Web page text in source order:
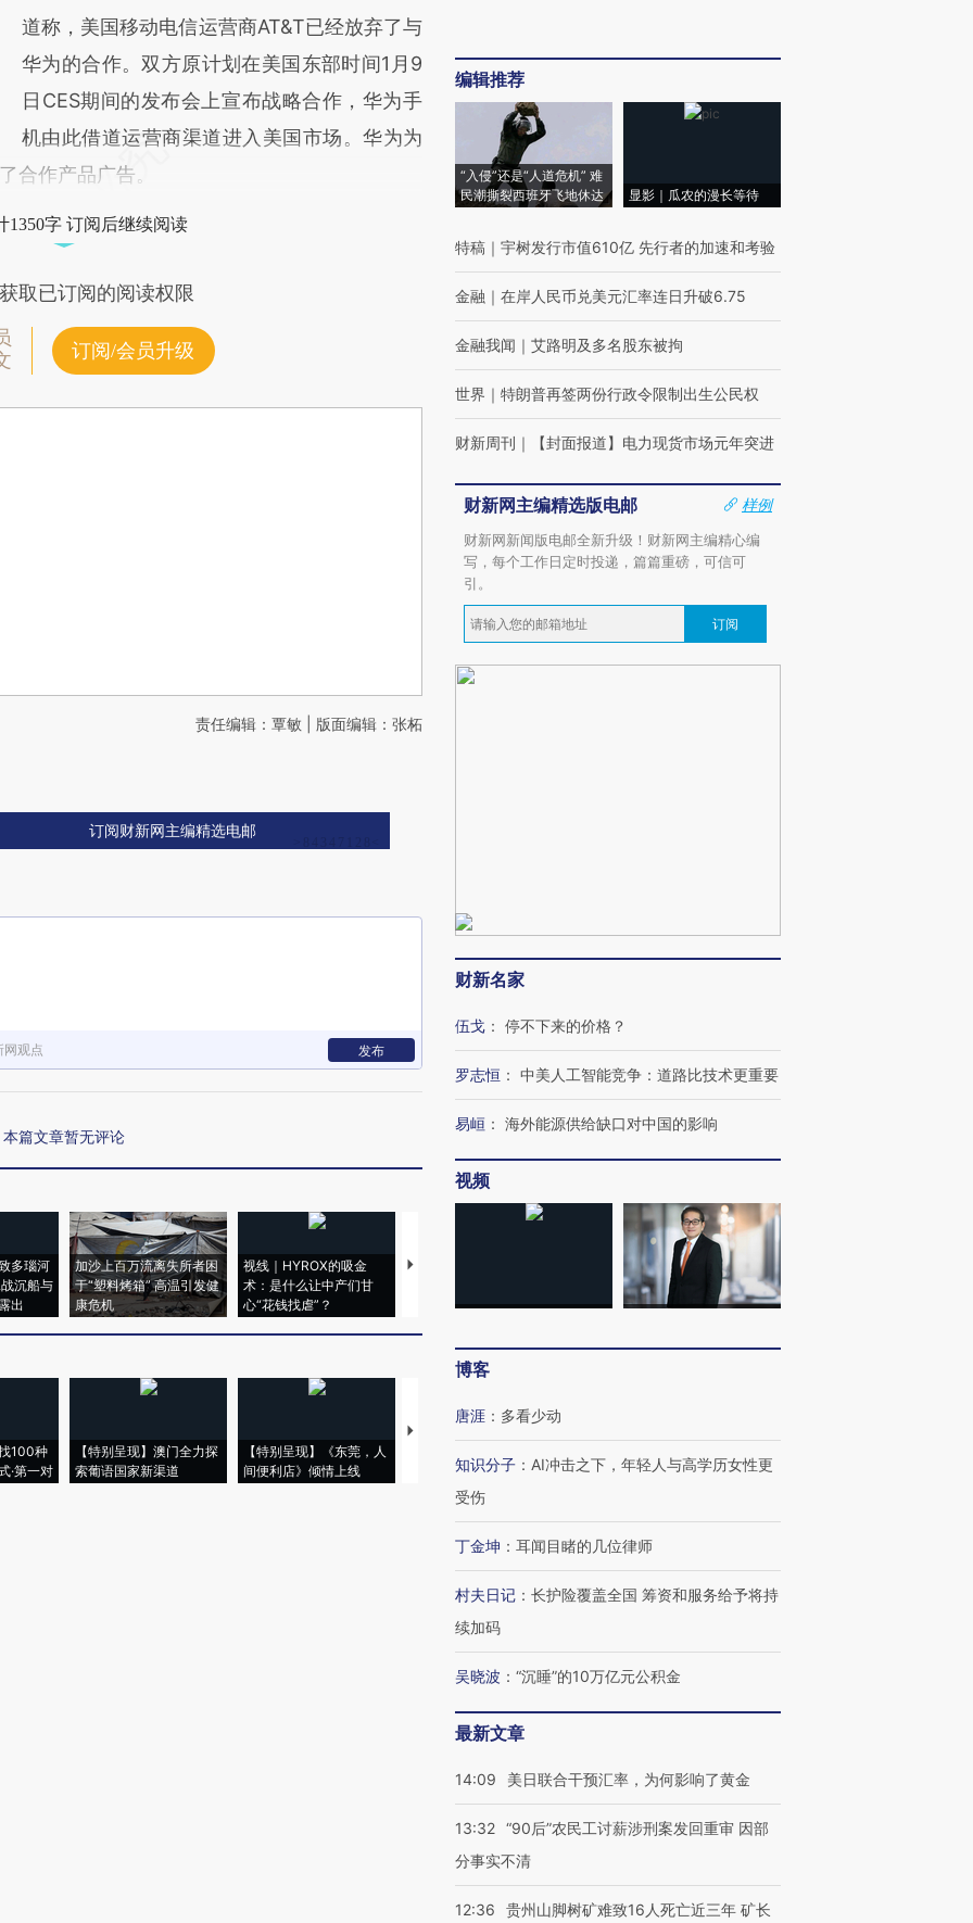
道称，美国移动电信运营商AT&T已经放弃了与
华为的合作。双方原计划在美国东部时间1月9
日CES期间的发布会上宣布战略合作，华为手
机由此借道运营商渠道进入美国市场。华为为
合作产品广告。
1350字 订阅后继续阅读
取已订阅的阅读权限
订阅/会员升级
责任编辑：覃敏 | 版面编辑：张柘
订阅财新网主编精选电邮
网观点 发布
本篇文章暂无评论
多瑙河
沉船与
出
加沙上百万流离失所者困
于“塑料烤箱” 高温引发健
康危机
视线｜HYROX的吸金
术：是什么让中产们甘
心“花钱找虐”？
马航飞行员跨国走私7万
视线｜被称为“蟑螂”的印
度Z世代 用街头抗争将教
育部长拱下台
视线｜“入侵”还是“人道危
机”？难民潮撕裂西班牙
飞地休达
100种
·第一对
【特别呈现】澳门全力探
索葡语国家新渠道
【特别呈现】《东莞，人
间便利店》倾情上线
【推广】走进第四届链博
有意思的生活方式·第三对
住三大增长引擎是什么？
编辑推荐
“入侵”还是“人道危机” 难
民潮撕裂西班牙飞地休达
显影｜瓜农的漫长等待
特稿 ｜ 宇树发行市值610亿 先行者的加速和考验
金融 ｜ 在岸人民币兑美元汇率连日升破6.75
金融我闻 ｜ 艾路明及多名股东被拘
世界 ｜ 特朗普再签两份行政令限制出生公民权
财新周刊 ｜ 【封面报道】电力现货市场元年突进
财新网主编精选版电邮
样例
财新网新闻版电邮全新升级！财新网主编精心编
写，每个工作日定时投递，篇篇重磅，可信可
引。
订阅
财新名家
伍戈 ： 停不下来的价格？
罗志恒 ： 中美人工智能竞争：道路比技术更重要
易峘 ： 海外能源供给缺口对中国的影响
视频
博客
唐涯 ： 多看少动
知识分子 ： AI冲击之下，年轻人与高学历女性更
受伤
丁金坤 ： 耳闻目睹的几位律师
村夫日记 ： 长护险覆盖全国 筹资和服务给予将持
续加码
吴晓波 ： “沉睡”的10万亿元公积金
最新文章
14:09 美日联合干预汇率，为何影响了黄金
13:32 “90后”农民工讨薪涉刑案发回重审 因部
分事实不清
12:36
贵州山脚树矿难致16人死亡近三年 矿长